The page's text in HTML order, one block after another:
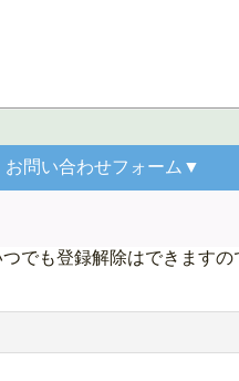
お問い合わせフォーム▼
でも登録解除はできますの